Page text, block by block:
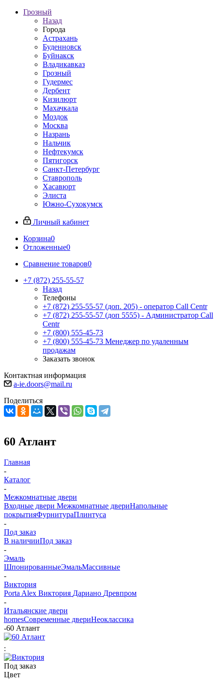
Грозный
Назад
Города
Астрахань
Буденновск
Буйнакск
Владикавказ
Грозный
Гудермес
Дербент
Кизилюрт
Махачкала
Моздок
Москва
Назрань
Нальчик
Нефтекумск
Пятигорск
Санкт-Петербург
Ставрополь
Хасавюрт
Элиста
Южно-Сухокумск
Личный кабинет
Корзина0
Отложенные0
Сравнение товаров0
+7 (872) 255-55-57
Назад
Телефоны
+7 (872) 255-55-57 (доп. 205) - оператор Call Centr
+7 (872) 255-55-57 (доп 5555) - Администратор Call
Centr
+7 (800) 555-45-73
+7 (800) 555-45-73 Менеджер по удаленным
продажам
Заказать звонок
Контактная информация
a-ie.doors@mail.ru
Поделиться
60 Атлант
Главная
-
Каталог
-
Межкомнатные двери
Входные двери Межкомнатные двериНапольные
покрытияФурнитураПлинтуса
-
Под заказ
В наличииПод заказ
-
Эмаль
ШпонированныеЭмальМассивные
-
Виктория
Porta Alex Виктория Дариано Древпром
-
Итальянские двери
homesСовременные двериНеоклассика
-60 Атлант
:
Под заказ
Цвет